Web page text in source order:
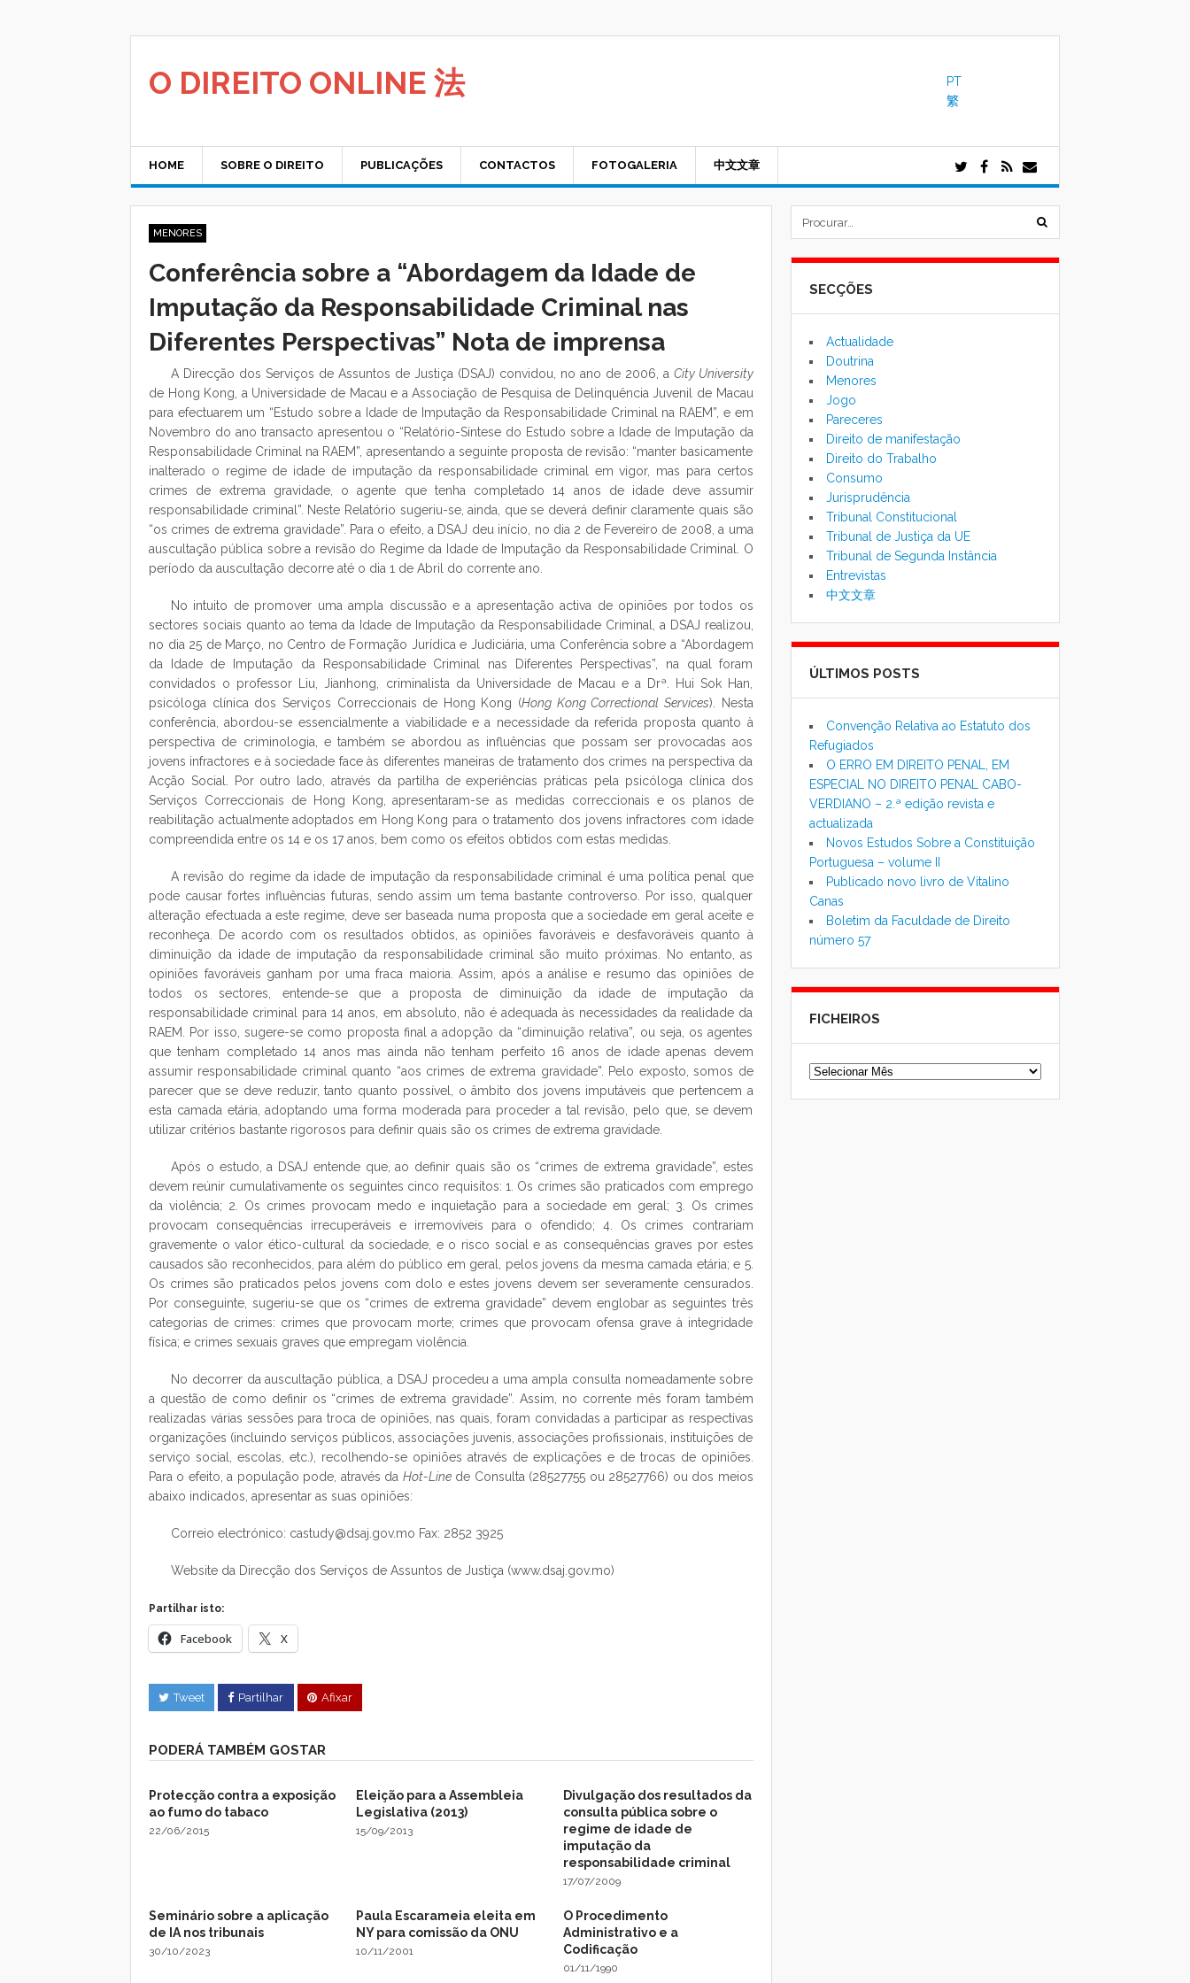
O DIREITO ONLINE 法
PT
繁
HOME SOBRE O DIREITO PUBLICAÇÕES CONTACTOS FOTOGALERIA 中文文章
MENORES
Conferência sobre a “Abordagem da Idade de
Imputação da Responsabilidade Criminal nas
Diferentes Perspectivas” Nota de imprensa
A Direcção dos Serviços de Assuntos de Justiça (DSAJ) convidou, no ano de 2006, a City University
de Hong Kong, a Universidade de Macau e a Associação de Pesquisa de Delinquência Juvenil de Macau
para efectuarem um “Estudo sobre a Idade de Imputação da Responsabilidade Criminal na RAEM”, e em
Novembro do ano transacto apresentou o “Relatório-Síntese do Estudo sobre a Idade de Imputação da
Responsabilidade Criminal na RAEM”, apresentando a seguinte proposta de revisão: “manter basicamente
inalterado o regime de idade de imputação da responsabilidade criminal em vigor, mas para certos
crimes de extrema gravidade, o agente que tenha completado 14 anos de idade deve assumir
responsabilidade criminal”. Neste Relatório sugeriu-se, ainda, que se deverá definir claramente quais são
“os crimes de extrema gravidade”. Para o efeito, a DSAJ deu início, no dia 2 de Fevereiro de 2008, a uma
auscultação pública sobre a revisão do Regime da Idade de Imputação da Responsabilidade Criminal. O
período da auscultação decorre até o dia 1 de Abril do corrente ano.
No intuito de promover uma ampla discussão e a apresentação activa de opiniões por todos os
sectores sociais quanto ao tema da Idade de Imputação da Responsabilidade Criminal, a DSAJ realizou,
no dia 25 de Março, no Centro de Formação Jurídica e Judiciária, uma Conferência sobre a “Abordagem
da Idade de Imputação da Responsabilidade Criminal nas Diferentes Perspectivas”, na qual foram
convidados o professor Liu, Jianhong, criminalista da Universidade de Macau e a Drª. Hui Sok Han,
psicóloga clínica dos Serviços Correccionais de Hong Kong (Hong Kong Correctional Services). Nesta
conferência, abordou-se essencialmente a viabilidade e a necessidade da referida proposta quanto à
perspectiva de criminologia, e também se abordou as influências que possam ser provocadas aos
jovens infractores e à sociedade face às diferentes maneiras de tratamento dos crimes na perspectiva da
Acção Social. Por outro lado, através da partilha de experiências práticas pela psicóloga clínica dos
Serviços Correccionais de Hong Kong, apresentaram-se as medidas correccionais e os planos de
reabilitação actualmente adoptados em Hong Kong para o tratamento dos jovens infractores com idade
compreendida entre os 14 e os 17 anos, bem como os efeitos obtidos com estas medidas.
A revisão do regime da idade de imputação da responsabilidade criminal é uma política penal que
pode causar fortes influências futuras, sendo assim um tema bastante controverso. Por isso, qualquer
alteração efectuada a este regime, deve ser baseada numa proposta que a sociedade em geral aceite e
reconheça. De acordo com os resultados obtidos, as opiniões favoráveis e desfavoráveis quanto à
diminuição da idade de imputação da responsabilidade criminal são muito próximas. No entanto, as
opiniões favoráveis ganham por uma fraca maioria. Assim, após a análise e resumo das opiniões de
todos os sectores, entende-se que a proposta de diminuição da idade de imputação da
responsabilidade criminal para 14 anos, em absoluto, não é adequada às necessidades da realidade da
RAEM. Por isso, sugere-se como proposta final a adopção da “diminuição relativa”, ou seja, os agentes
que tenham completado 14 anos mas ainda não tenham perfeito 16 anos de idade apenas devem
assumir responsabilidade criminal quanto “aos crimes de extrema gravidade”. Pelo exposto, somos de
parecer que se deve reduzir, tanto quanto possível, o âmbito dos jovens imputáveis que pertencem a
esta camada etária, adoptando uma forma moderada para proceder a tal revisão, pelo que, se devem
utilizar critérios bastante rigorosos para definir quais são os crimes de extrema gravidade.
Após o estudo, a DSAJ entende que, ao definir quais são os “crimes de extrema gravidade”, estes
devem reúnir cumulativamente os seguintes cinco requisitos: 1. Os crimes são praticados com emprego
da violência; 2. Os crimes provocam medo e inquietação para a sociedade em geral; 3. Os crimes
provocam consequências irrecuperáveis e irremovíveis para o ofendido; 4. Os crimes contrariam
gravemente o valor ético-cultural da sociedade, e o risco social e as consequências graves por estes
causados são reconhecidos, para além do público em geral, pelos jovens da mesma camada etária; e 5.
Os crimes são praticados pelos jovens com dolo e estes jovens devem ser severamente censurados.
Por conseguinte, sugeriu-se que os “crimes de extrema gravidade” devem englobar as seguintes três
categorias de crimes: crimes que provocam morte; crimes que provocam ofensa grave à integridade
física; e crimes sexuais graves que empregam violência.
No decorrer da auscultação pública, a DSAJ procedeu a uma ampla consulta nomeadamente sobre
a questão de como definir os “crimes de extrema gravidade”. Assim, no corrente mês foram também
realizadas várias sessões para troca de opiniões, nas quais, foram convidadas a participar as respectivas
organizações (incluindo serviços públicos, associações juvenis, associações profissionais, instituições de
serviço social, escolas, etc.), recolhendo-se opiniões através de explicações e de trocas de opiniões.
Para o efeito, a população pode, através da Hot-Linede Consulta (28527755 ou 28527766) ou dos meios
abaixo indicados, apresentar as suas opiniões:
Correio electrónico: castudy@dsaj.gov.mo Fax: 2852 3925
Website da Direcção dos Serviços de Assuntos de Justiça (www.dsaj.gov.mo)
Partilhar isto:
Facebook X
Tweet Partilhar Afixar
PODERÁ TAMBÉM GOSTAR
Protecção contra a exposição
ao fumo do tabaco
22/06/2015
Eleição para a Assembleia
Legislativa (2013)
15/09/2013
Divulgação dos resultados da
consulta pública sobre o
regime de idade de
imputação da
responsabilidade criminal
17/07/2009
Seminário sobre a aplicação
de IA nos tribunais
30/10/2023
Paula Escarameia eleita em
NY para comissão da ONU
10/11/2001
O Procedimento
Administrativo e a
Codificação
01/11/1990
formulário
SECÇÕES
Actualidade
Doutrina
Menores
Jogo
Pareceres
Direito de manifestação
Direito do Trabalho
Consumo
Jurisprudência
Tribunal Constitucional
Tribunal de Justiça da UE
Tribunal de Segunda Instância
Entrevistas
中文文章
ÚLTIMOS POSTS
Convenção Relativa ao Estatuto dos
Refugiados
O ERRO EM DIREITO PENAL, EM
ESPECIAL NO DIREITO PENAL CABO-
VERDIANO – 2.ª edição revista e
actualizada
Novos Estudos Sobre a Constituição
Portuguesa – volume II
Publicado novo livro de Vitalino
Canas
Boletim da Faculdade de Direito
número 57
FICHEIROS
Ficheiros